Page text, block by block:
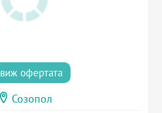
виж офертата
Созопол